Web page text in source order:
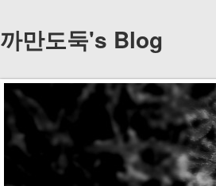
까만도둑's Blog